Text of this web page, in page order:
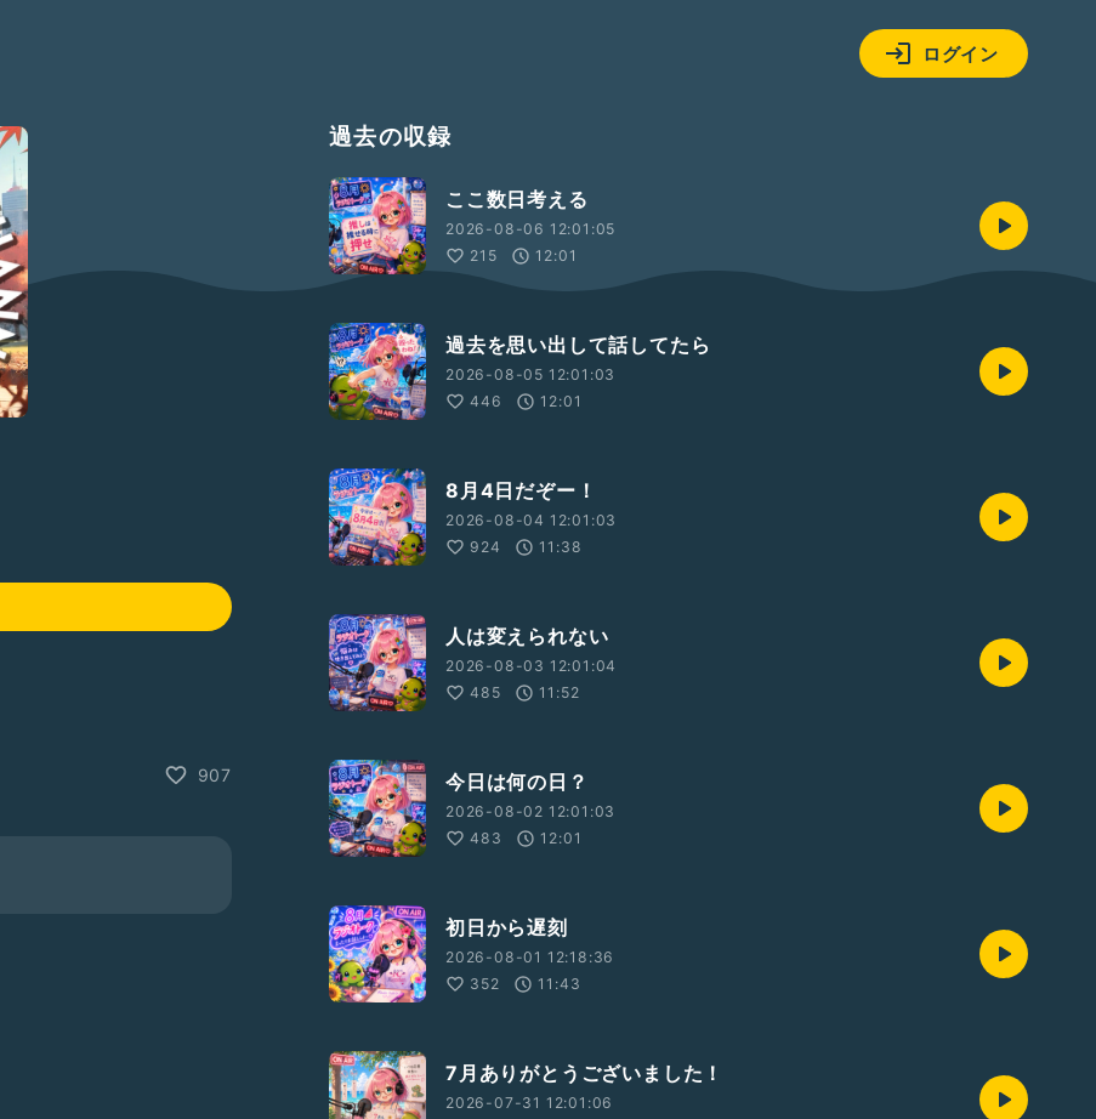
ログイン
907
過去の収録
ここ数日考える
2026-08-06 12:01:05
215
12:01
過去を思い出して話してたら
2026-08-05 12:01:03
446
12:01
8月4日だぞー！
2026-08-04 12:01:03
924
11:38
人は変えられない
2026-08-03 12:01:04
485
11:52
今日は何の日？
2026-08-02 12:01:03
483
12:01
初日から遅刻
2026-08-01 12:18:36
352
11:43
7月ありがとうございました！
2026-07-31 12:01:06